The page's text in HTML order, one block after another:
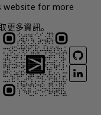
website for more
更多資訊。